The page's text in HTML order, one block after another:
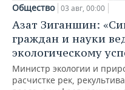
Общество 03 авг, 00:00
Азат Зиганшин:
граждан и науки
экологическому
Министр экологии и
расчистке рек,